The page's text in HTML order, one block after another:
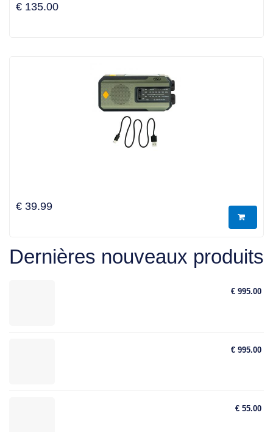
€ 135.00
€ 39.99
Dernières nouveaux produits
€ 995.00
€ 995.00
€ 55.00